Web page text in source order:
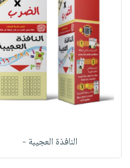
النافذة العجيبة -